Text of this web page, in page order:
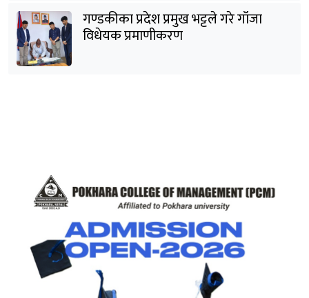
गण्डकीका प्रदेश प्रमुख भट्टले गरे गाँजा
विधेयक प्रमाणीकरण